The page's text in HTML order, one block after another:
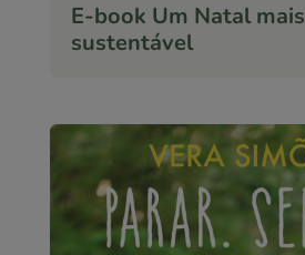
E-book Um Natal mais
sustentável